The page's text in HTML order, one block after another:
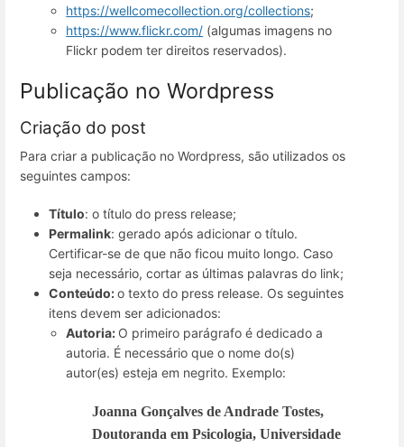
https://wellcomecollection.org/collections;
https://www.flickr.com/ (algumas imagens no
Flickr podem ter direitos reservados).
Publicação no Wordpress
Criação do post
Para criar a publicação no Wordpress, são utilizados os
seguintes campos:
Título: o título do press release;
Permalink: gerado após adicionar o título.
Certificar-se de que não ficou muito longo. Caso
seja necessário, cortar as últimas palavras do link;
Conteúdo:o texto do press release. Os seguintes
itens devem ser adicionados:
Autoria: O primeiro parágrafo é dedicado a
autoria. É necessário que o nome do(s)
autor(es) esteja em negrito. Exemplo:
Joanna Gonçalves de Andrade Tostes,
Doutoranda em Psicologia, Universidade